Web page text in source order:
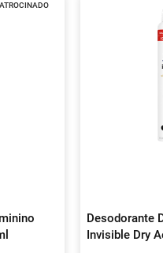
Desodorante
Invisible Dry